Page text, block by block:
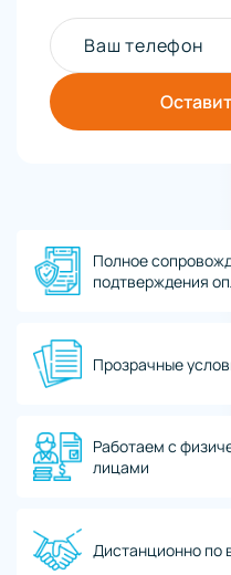
Ваш телефон
Полное
подтверждения
Прозрачные
Работаем с
лицами
Дистанционно по